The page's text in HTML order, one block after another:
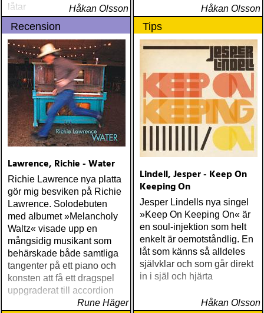
låtar
Håkan Olsson Håkan Olsson
Recension
Lawrence, Richie - Water
Richie Lawrence nya platta
gör mig besviken på Richie
Lawrence. Solodebuten
med albumet »Melancholy
Waltz« visade upp en
mångsidig musikant som
behärskade både samtliga
tangenter på ett piano och
konsten att få ett dragspel
uppgraderat till accordion
Rune Häger
Tips
Lindell, Jesper - Keep On
Keeping On
Jesper Lindells nya singel
»Keep On Keeping On« är
en soul-injektion som helt
enkelt är oemotståndlig. En
låt som känns så alldeles
självklar och som går direkt
in i själ och hjärta
Håkan Olsson